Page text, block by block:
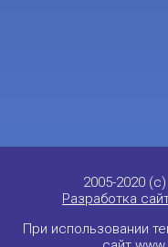
2005-2020
Разработка
При использовании